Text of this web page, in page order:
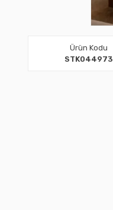
Ürün Kodu
STK044973